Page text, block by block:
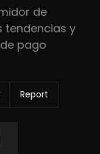
de
tendencias y
pago
Report